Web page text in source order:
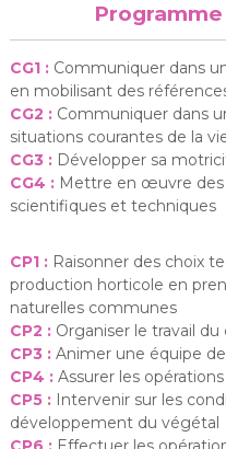
CG1 :Communiquer dans
en mobilisant des
CG2 :Communiquer dans
situations courantes de la
CG3 :Développer sa
CG4 :Mettre en œuvre des
scientifiques et techniques
CP1 :Raisonner des choix
production horticole en
naturelles communes
CP2 :Organiser le travail
CP3 :Animer une équipe de
CP4 :Assurer les
CP5 :Intervenir sur les
développement du végétal